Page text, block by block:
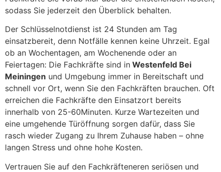
sodass Sie jederzeit den Überblick behalten.
Der Schlüsselnotdienst ist 24 Stunden am Tag
einsatzbereit, denn Notfälle kennen keine Uhrzeit. Egal
ob an Wochentagen, am Wochenende oder an
Feiertagen: Die Fachkräfte sind in Westenfeld Bei
Meiningen und Umgebung immer in Bereitschaft und
schnell vor Ort, wenn Sie den Fachkräften brauchen. Oft
erreichen die Fachkräfte den Einsatzort bereits
innerhalb von 25-60Minuten. Kurze Wartezeiten und
eine umgehende Türöffnung sorgen dafür, dass Sie
rasch wieder Zugang zu Ihrem Zuhause haben – ohne
langen Stress und ohne hohe Kosten.
Vertrauen Sie auf den Fachkräfteneren seriösen und